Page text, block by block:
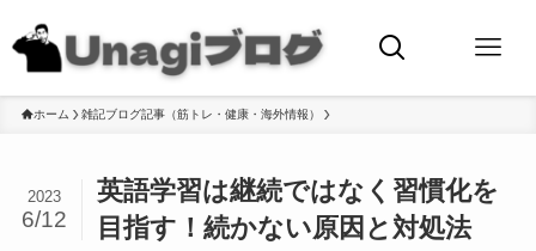
ホーム 雑記ブログ記事（筋トレ・健康・海外情報）
英語学習は継続ではなく習慣化を
目指す！続かない原因と対処法
2023
6/12